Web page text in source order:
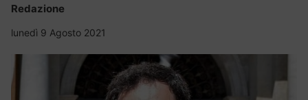
Redazione
lunedì 9 Agosto 2021